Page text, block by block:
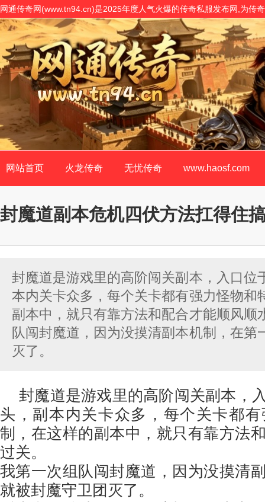
网通传奇网(www.tn94.cn)是2025年度人气火爆的传奇私服发布网,为传
表,是传奇私服网站客户最信赖的传奇SF开原版!
网站首页 火龙传奇 无忧传奇 www.haosf.com
封魔道副本危机四伏方法扛得住
封魔道是游戏里的高阶闯关副本，入口位
本内关卡众多，每个关卡都有强力怪物和
副本中，就只有靠方法和配合才能顺风顺
队闯封魔道，因为没摸清副本机制，在第
灭了。
封魔道是游戏里的高阶闯关副本，
头，副本内关卡众多，每个关卡都
制，在这样的副本中，就只有靠方法
过关。
我第一次组队闯封魔道，因为没摸清
就被封魔守卫团灭了。